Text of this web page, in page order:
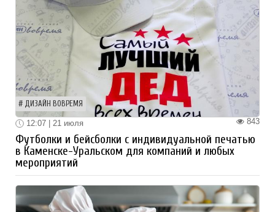
ДИЗАЙН ВОВРЕМЯ
843
12:07 | 21 июля
Футболки и бейсболки с индивидуальной печатью
в Каменске-Уральском для компаний и любых
мероприятий